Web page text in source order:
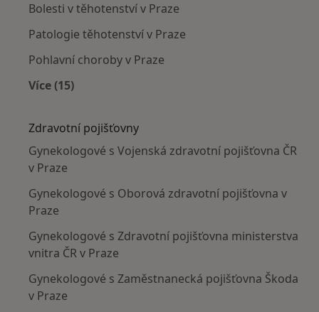
Bolesti v těhotenství v Praze
Patologie těhotenství v Praze
Pohlavní choroby v Praze
Více (15)
Zdravotní pojišťovny
Gynekologové s Vojenská zdravotní pojišťovna ČR
v Praze
Gynekologové s Oborová zdravotní pojišťovna v
Praze
Gynekologové s Zdravotní pojišťovna ministerstva
vnitra ČR v Praze
Gynekologové s Zaměstnanecká pojišťovna Škoda
v Praze